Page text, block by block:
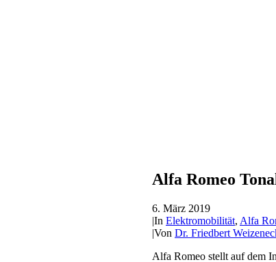
Alfa Romeo
6. März 2019
|In Elektromobilität, Alfa
|Von Dr. Friedbert
Alfa Romeo stellt auf dem